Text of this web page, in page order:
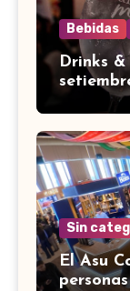
Bebidas
Drinks
Sin
El Asu